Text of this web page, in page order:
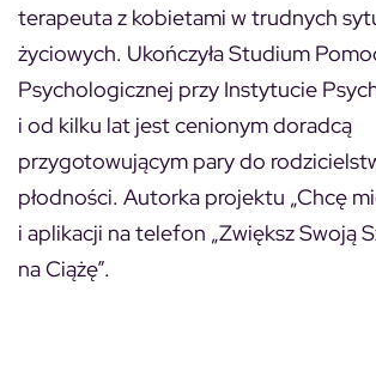
terapeuta z kobietami w trudnych
życiowych. Ukończyła Studium
Psychologicznej przy Instytucie
i od kilku lat jest cenionym doradcą
przygotowującym pary do
płodności. Autorka projektu „Chcę
i aplikacji na telefon „Zwiększ Swoją
na Ciążę”.